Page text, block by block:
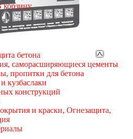
корзину
бетона
саморасширяющиеся цементы
пропитки для бетона
кузбаслаки
конструкций
и краски, Огнезащита,